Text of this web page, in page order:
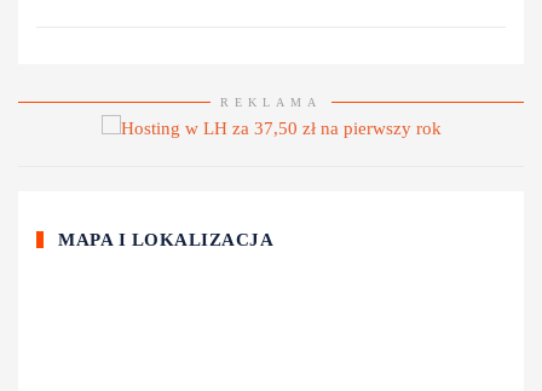
REKLAMA
MAPA I LOKALIZACJA